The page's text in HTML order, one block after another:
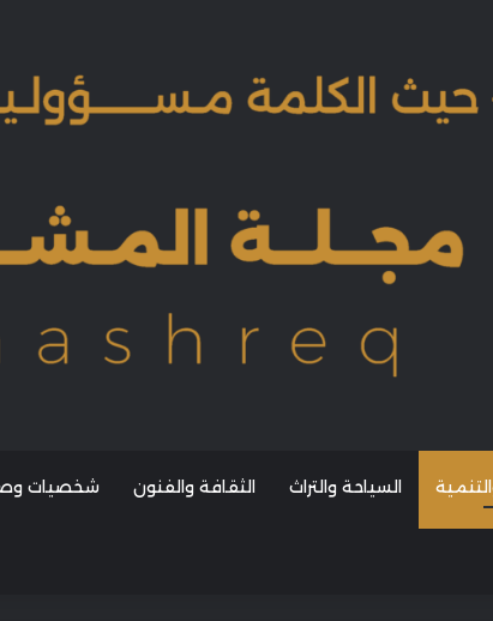
السياحة والتراث الثقافة والفنون شخصيات